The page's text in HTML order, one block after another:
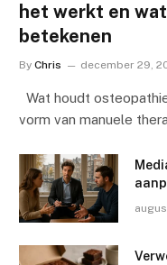
het werkt en
betekenen
By Chris december 29,
Wat houdt
vorm van manuele